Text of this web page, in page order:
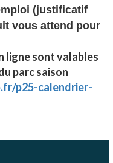
(justificatif
vous attend pour
ligne sont valables
parc saison
p25-calendrier-